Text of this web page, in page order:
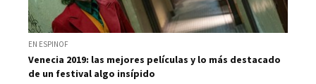
EN ESPINOF
Venecia 2019: las mejores películas y lo más destacado
de un festival algo insípido